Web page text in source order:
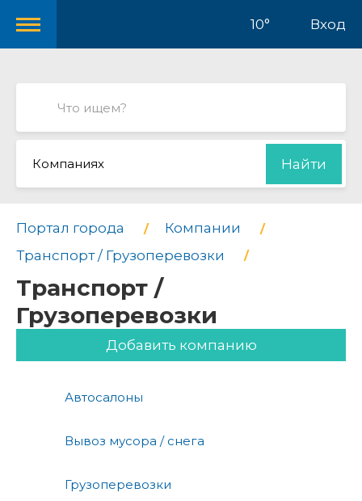
10° Вход
Компаниях Найти
Портал города
Компании
Транспорт / Грузоперевозки
Транспорт /
Грузоперевозки
Добавить компанию
Автосалоны
Вывоз мусора / снега
Грузоперевозки